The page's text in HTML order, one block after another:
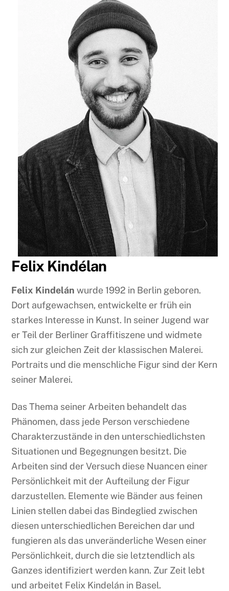
Felix Kindélan
Felix Kindelán wurde 1992 in Berlin geboren.
Dort aufgewachsen, entwickelte er früh ein
starkes Interesse in Kunst. In seiner Jugend war
er Teil der Berliner Graffitiszene und widmete
sich zur gleichen Zeit der klassischen Malerei.
Portraits und die menschliche Figur sind der Kern
seiner Malerei.
Das Thema seiner Arbeiten behandelt das
Phänomen, dass jede Person verschiedene
Charakterzustände in den unterschiedlichsten
Situationen und Begegnungen besitzt. Die
Arbeiten sind der Versuch diese Nuancen einer
Persönlichkeit mit der Aufteilung der Figur
darzustellen. Elemente wie Bänder aus feinen
Linien stellen dabei das Bindeglied zwischen
diesen unterschiedlichen Bereichen dar und
fungieren als das unveränderliche Wesen einer
Persönlichkeit, durch die sie letztendlich als
Ganzes identifiziert werden kann. Zur Zeit lebt
und arbeitet Felix Kindelán in Basel.